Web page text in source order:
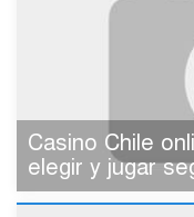
Casino Chile
elegir y jugar